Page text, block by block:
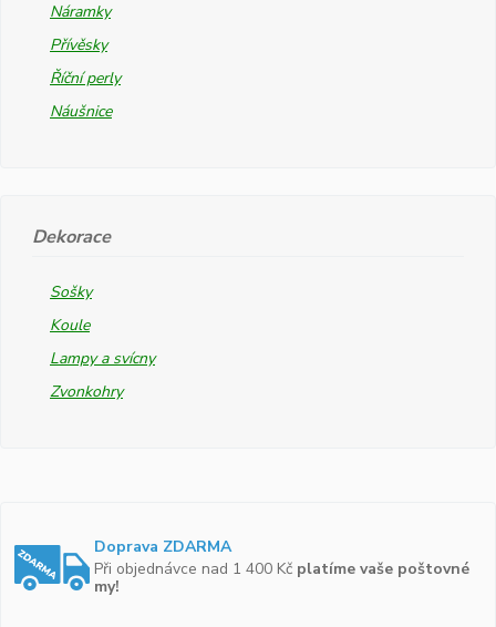
Náramky
Přívěsky
Říční perly
Náušnice
Dekorace
Sošky
Koule
Lampy a svícny
Zvonkohry
Doprava ZDARMA
Při objednávce nad 1 400 Kč platíme vaše poštovné
my!